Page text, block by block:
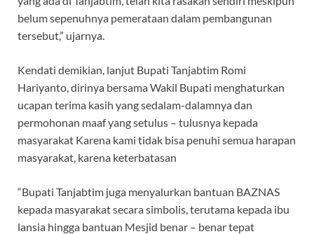
belum sepenuhnya pemerataan dalam pembangunan
tersebut,” ujarnya.
Kendati demikian, lanjut Bupati Tanjabtim Romi
Hariyanto, dirinya bersama Wakil Bupati menghaturkan
ucapan terima kasih yang sedalam-dalamnya dan
permohonan maaf yang setulus – tulusnya kepada
masyarakat Karena kami tidak bisa penuhi semua harapan
masyarakat, karena keterbatasan
“Bupati Tanjabtim juga menyalurkan bantuan BAZNAS
kepada masyarakat secara simbolis, terutama kepada ibu
lansia hingga bantuan Mesjid benar – benar tepat